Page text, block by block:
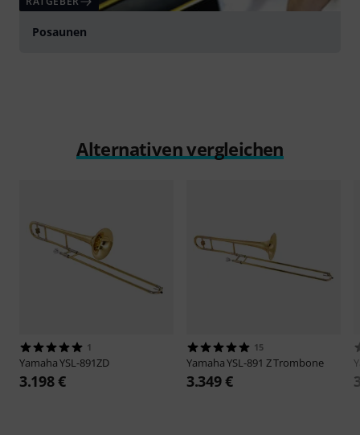
Posaunen
Alternativen vergleichen
1
YamahaYSL-891ZD
3.198 €
15
YamahaYSL-891 Z Trombone
3.349 €